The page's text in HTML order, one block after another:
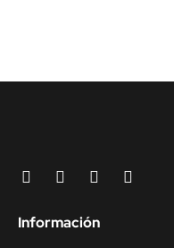
Información